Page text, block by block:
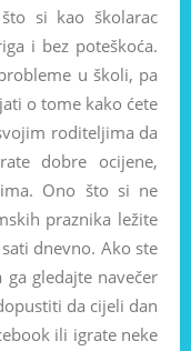
si kao školarac
i bez poteškoća.
u školi, pa
o tome kako ćete
roditeljima da
dobre ocijene,
Ono što si ne
praznika ležite
dnevno. Ako ste
gledajte navečer
da cijeli dan
ili igrate neke